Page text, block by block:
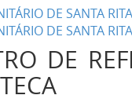
DE SANTA
DE SANTA
DE